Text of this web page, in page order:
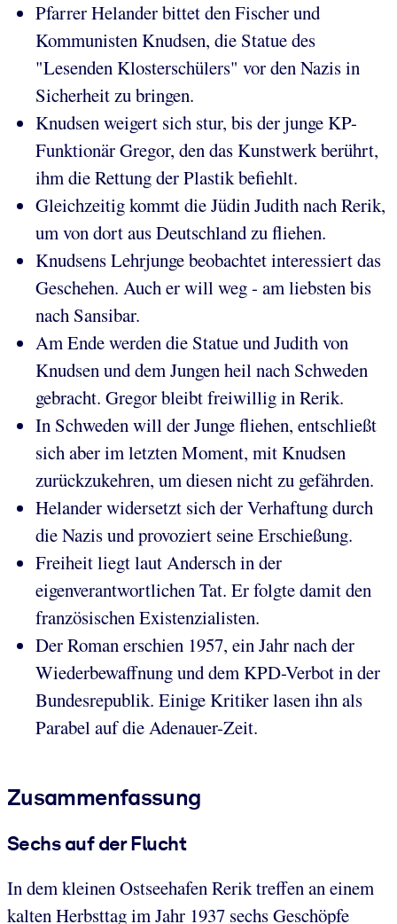
Pfarrer Helander bittet den Fischer und
Kommunisten Knudsen, die Statue des
"Lesenden Klosterschülers" vor den Nazis in
Sicherheit zu bringen.
Knudsen weigert sich stur, bis der junge KP-
Funktionär Gregor, den das Kunstwerk berührt,
ihm die Rettung der Plastik befiehlt.
Gleichzeitig kommt die Jüdin Judith nach Rerik,
um von dort aus Deutschland zu fliehen.
Knudsens Lehrjunge beobachtet interessiert das
Geschehen. Auch er will weg - am liebsten bis
nach Sansibar.
Am Ende werden die Statue und Judith von
Knudsen und dem Jungen heil nach Schweden
gebracht. Gregor bleibt freiwillig in Rerik.
In Schweden will der Junge fliehen, entschließt
sich aber im letzten Moment, mit Knudsen
zurückzukehren, um diesen nicht zu gefährden.
Helander widersetzt sich der Verhaftung durch
die Nazis und provoziert seine Erschießung.
Freiheit liegt laut Andersch in der
eigenverantwortlichen Tat. Er folgte damit den
französischen Existenzialisten.
Der Roman erschien 1957, ein Jahr nach der
Wiederbewaffnung und dem KPD-Verbot in der
Bundesrepublik. Einige Kritiker lasen ihn als
Parabel auf die Adenauer-Zeit.
Zusammenfassung
Sechs auf der Flucht
In dem kleinen Ostseehafen Rerik treffen an einem
kalten Herbsttag im Jahr 1937 sechs Geschöpfe